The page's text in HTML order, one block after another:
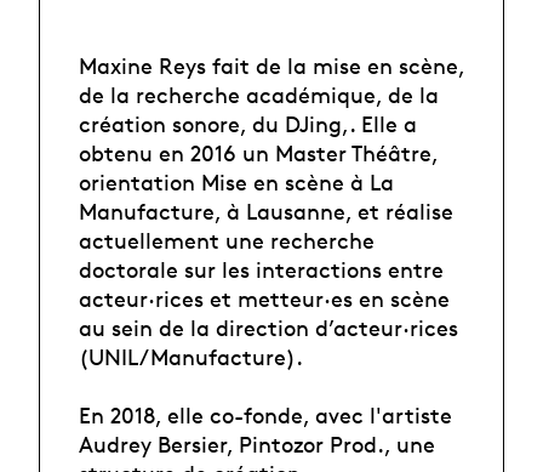
Maxine Reys fait de la mise en scène,
de la recherche académique, de la
création sonore, du DJing,. Elle a
obtenu en 2016 un Master Théâtre,
orientation Mise en scène à La
Manufacture, à Lausanne, et réalise
actuellement une recherche
doctorale sur les interactions entre
acteur·rices et metteur·es en scène
au sein de la direction d’acteur·rices
(UNIL/Manufacture).
En 2018, elle co-fonde, avec l'artiste
Audrey Bersier, Pintozor Prod., une